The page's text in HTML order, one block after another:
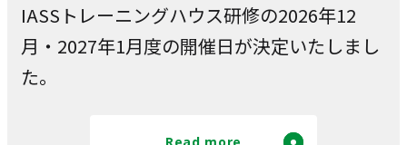
IASSトレーニングハウス研修の2026年12
月・2027年1月度の開催日が決定いたしまし
た。